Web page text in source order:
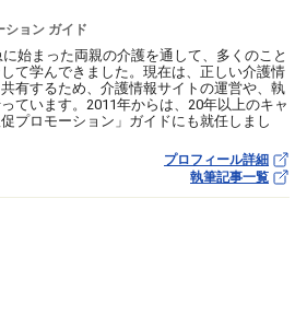
ション ガイド
始まった両親の介護を通して、多くのこと
て学んできました。現在は、正しい介護情
有するため、介護情報サイトの運営や、執
ています。2011年からは、20年以上のキャ
プロモーション」ガイドにも就任しまし
プロフィール詳細
執筆記事一覧